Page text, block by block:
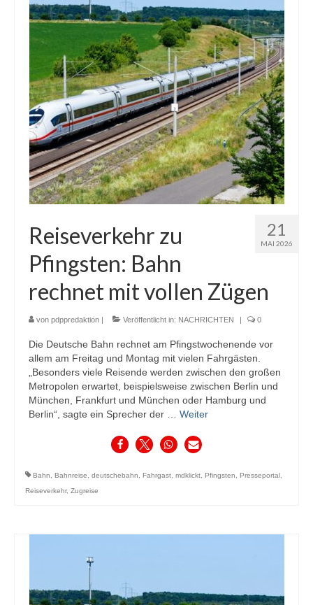
21
MAI 2026
Reiseverkehr zu
Pfingsten: Bahn
rechnet mit vollen Zügen
von pdppredaktion Veröffentlicht in: NACHRICHTEN 0
Die Deutsche Bahn rechnet am Pfingstwochenende vor
allem am Freitag und Montag mit vielen Fahrgästen.
„Besonders viele Reisende werden zwischen den großen
Metropolen erwartet, beispielsweise zwischen Berlin und
München, Frankfurt und München oder Hamburg und
Berlin“, sagte ein Sprecher der … Weiter
Bahn, Bahnreise, deutschebahn, Fahrgast, mdklickt, Pfingsten, Presseportal ,
Reiseverkehr, Zugreise